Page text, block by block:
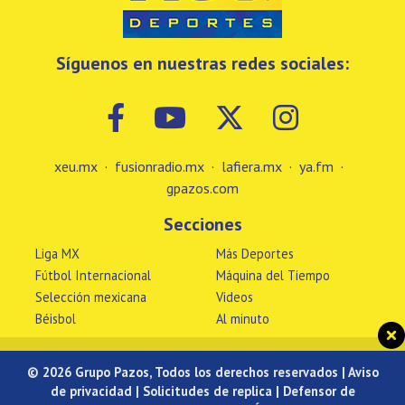
Síguenos en nuestras redes sociales:
xeu.mx · fusionradio.mx · lafiera.mx · ya.fm ·
gpazos.com
Secciones
Liga MX
Fútbol Internacional
Selección mexicana
Béisbol
Más Deportes
Máquina del Tiempo
Videos
Al minuto
© 2026 Grupo Pazos, Todos los derechos reservados | Aviso
de privacidad | Solicitudes de replica| Defensor de